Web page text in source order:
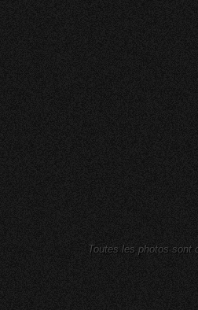
Toutes les photos sont